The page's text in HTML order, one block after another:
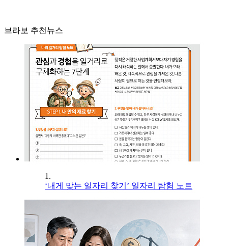
브라보 추천뉴스
1.
‘내게 맞는 일자리 찾기’ 일자리 탐험 노트